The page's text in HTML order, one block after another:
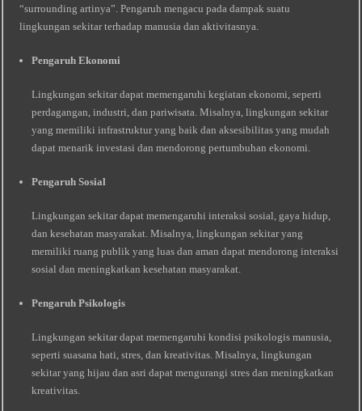
“surrounding artinya”. Pengaruh mengacu pada dampak suatu
lingkungan sekitar terhadap manusia dan aktivitasnya.
Pengaruh Ekonomi
Lingkungan sekitar dapat memengaruhi kegiatan ekonomi, seperti
perdagangan, industri, dan pariwisata. Misalnya, lingkungan sekitar
yang memiliki infrastruktur yang baik dan aksesibilitas yang mudah
dapat menarik investasi dan mendorong pertumbuhan ekonomi.
Pengaruh Sosial
Lingkungan sekitar dapat memengaruhi interaksi sosial, gaya hidup,
dan kesehatan masyarakat. Misalnya, lingkungan sekitar yang
memiliki ruang publik yang luas dan aman dapat mendorong interaksi
sosial dan meningkatkan kesehatan masyarakat.
Pengaruh Psikologis
Lingkungan sekitar dapat memengaruhi kondisi psikologis manusia,
seperti suasana hati, stres, dan kreativitas. Misalnya, lingkungan
sekitar yang hijau dan asri dapat mengurangi stres dan meningkatkan
kreativitas.